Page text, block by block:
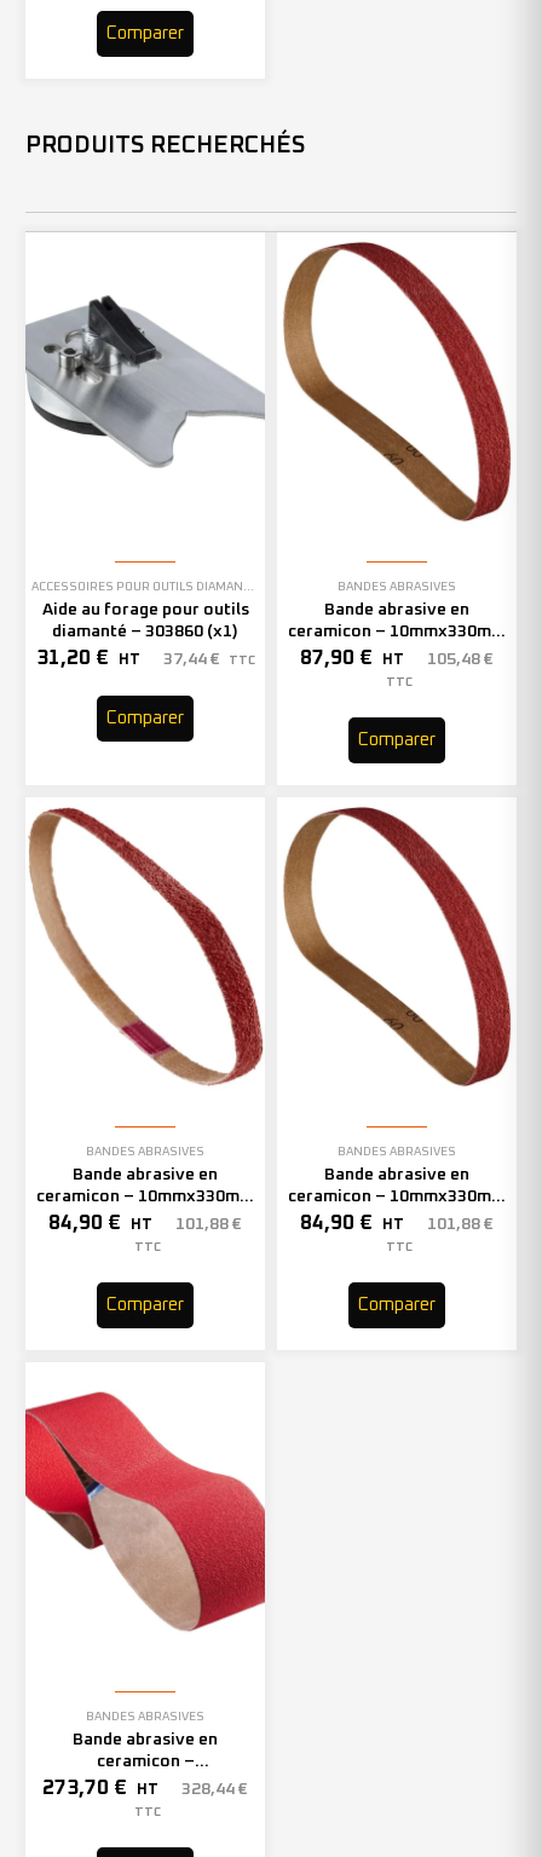
Comparer
PRODUITS RECHERCHÉS
Aide au forage pour outils
diamanté – 303860 (x1)
31,20 € HT 37,44 € TTC
Comparer
BANDES ABRASIVES
Bande abrasive en
ceramicon – 10mmx330mm
– Grain 40 – 333001 (x50)
87,90 € HT 105,48 €
TTC
Comparer
BANDES ABRASIVES
Bande abrasive en
ceramicon – 10mmx330mm
– Grain 60 – 333002 (x50)
84,90 € HT 101,88 €
TTC
Comparer
BANDES ABRASIVES
Bande abrasive en
ceramicon – 10mmx330mm
– Grain 80 – 333003 (x50)
84,90 € HT 101,88 €
TTC
Comparer
BANDES ABRASIVES
Bande abrasive en
ceramicon –
150mmx2000mm – Grain 40
– 305969 (x10)
273,70 € HT 328,44 €
TTC